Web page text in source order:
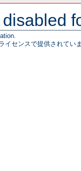
イセンスで提供されてい